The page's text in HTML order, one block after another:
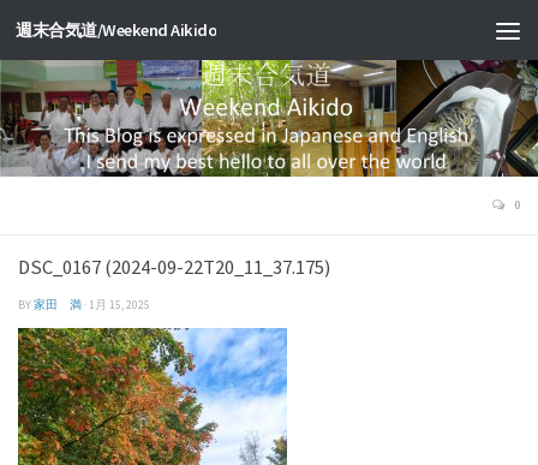
週末合気道/Weekend Aikido
0
DSC_0167 (2024-09-22T20_11_37.175)
BY家田 満 · 1月 15, 2025